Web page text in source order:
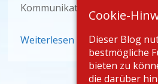
Kommunikation. So werden die
Weiterlesen
Cookie-
Dieser Blog
bestmögliche
bieten zu
die darüber